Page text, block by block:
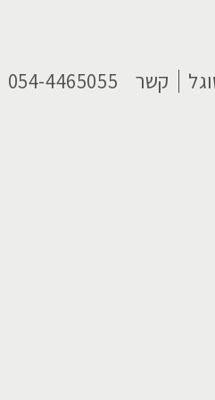
קשר 054-4465055